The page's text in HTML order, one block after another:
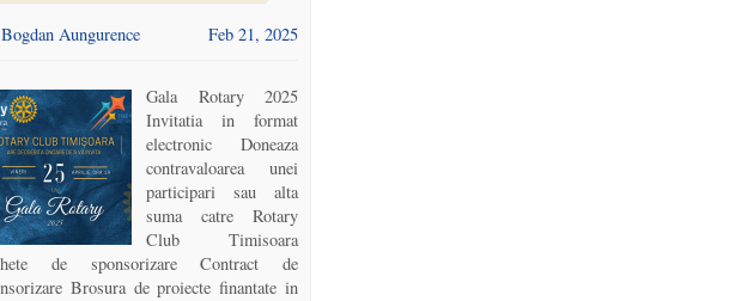
Bogdan Aungurence Feb 21, 2025
Gala Rotary 2025
Invitatia in format
electronic Doneaza
contravaloarea unei
participari sau alta
suma catre Rotary
Club Timisoara
de sponsorizare Contract de
Brosura de proiecte finantate in